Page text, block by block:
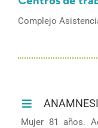
Complejo
Mujer 81 años.